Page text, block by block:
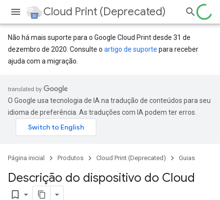
Cloud Print (Deprecated)
Não há mais suporte para o Google Cloud Print desde 31 de
dezembro de 2020. Consulte o artigo de suporte para receber
ajuda com a migração.
O Google usa tecnologia de IA na tradução de conteúdos para seu
idioma de preferência. As traduções com IA podem ter erros.
Página inicial Produtos Cloud Print (Deprecated) Guias
Descrição do dispositivo do Cloud
bookmark_border